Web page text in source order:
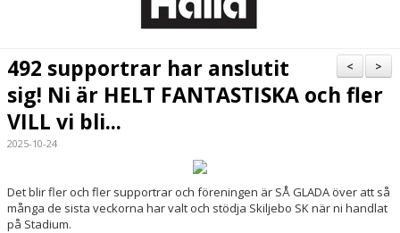
BILDGALLERI
DOKUMENT
>
<
492 supportrar har anslutit
sig! Ni är HELT FANTASTISKA och fler
VILL vi bli...
2025-10-24
Det blir fler och fler supportrar och föreningen är SÅ GLADA över att så
många de sista veckorna har valt och stödja Skiljebo SK när ni handlat
på Stadium.